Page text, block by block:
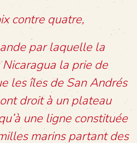
contre quatre,
par laquelle la
la prie de
les îles de San Andrés
droit à un plateau
une ligne constituée
marins partant des